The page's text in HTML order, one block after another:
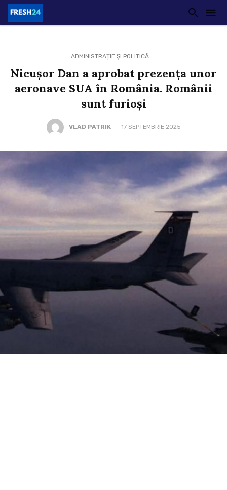
ADMINISTRAȚIE ȘI POLITICĂ
Nicușor Dan a aprobat prezența unor
aeronave SUA în România. Românii
sunt furioși
VLAD PATRIK 17 SEPTEMBRIE 2025